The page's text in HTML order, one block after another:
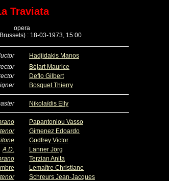
Traviata
opera
: 18-03-1973, 15:00
Hadjidakis Manos
Béjart Maurice
Deflo Gilbert
Bosquet Thierry
Nikolaïdis Elly
Papantoniou Vasso
Gimenez Edoardo
Godfrey Victor
A.D.
Lanner Jörg
Terzian Anita
Lemaître Christiane
Schreurs Jean-Jacques